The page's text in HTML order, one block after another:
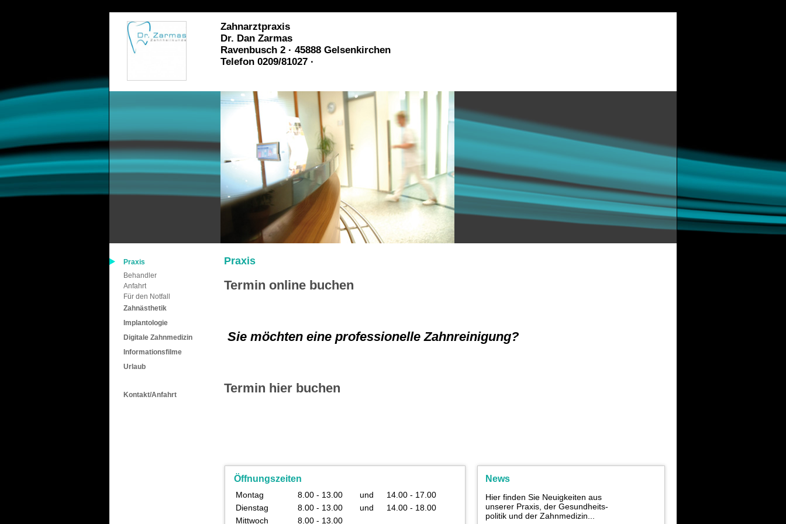
Zahnarztpraxis
Dr. Dan Zarmas
Ravenbusch 2 · 45888 Gelsenkirchen
Telefon 0209/81027 ·
Praxis
Behandler
Anfahrt
Für den Notfall
Zahnästhetik
Implantologie
Digitale Zahnmedizin
Informationsfilme
Urlaub
Kontakt/Anfahrt
Praxis
Termin online buchen
Sie möchten eine professionelle Zahnreinigung?
Termin hier buchen
Öffnungszeiten
Montag 8.00 - 13.00 und
14.00 - 17.00
Dienstag
8.00 - 13.00 und
14.00 - 18.00
Mittwoch
8.00 - 13.00
News
Hier finden Sie Neuigkeiten aus
unserer Praxis, der Gesundheits-
politik und der Zahnmedizin...